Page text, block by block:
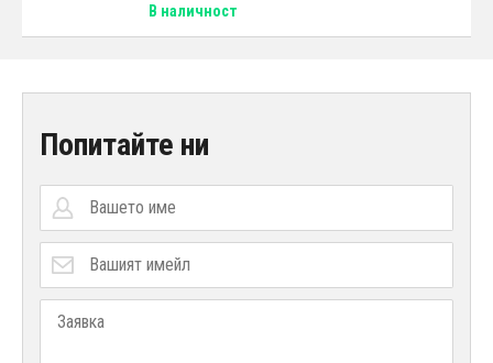
В наличност
Попитайте ни